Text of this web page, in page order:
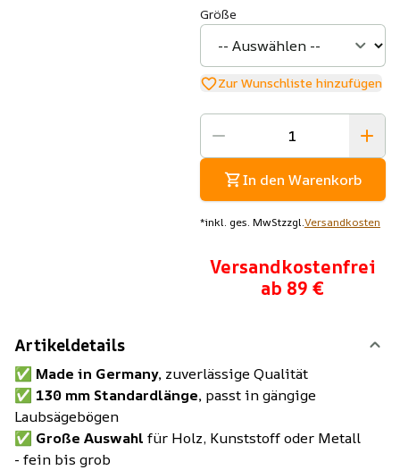
Größe
Zur Wunschliste hinzufügen
In den Warenkorb
*inkl. ges. MwStzzgl.Versandkosten
Versandkostenfrei
ab 89 €
Artikeldetails
✅ Made in Germany, zuverlässige Qualität
✅ 130 mm Standardlänge, passt in gängige
Laubsägebögen
✅ Große Auswahl für Holz, Kunststoff oder Metall
- fein bis grob